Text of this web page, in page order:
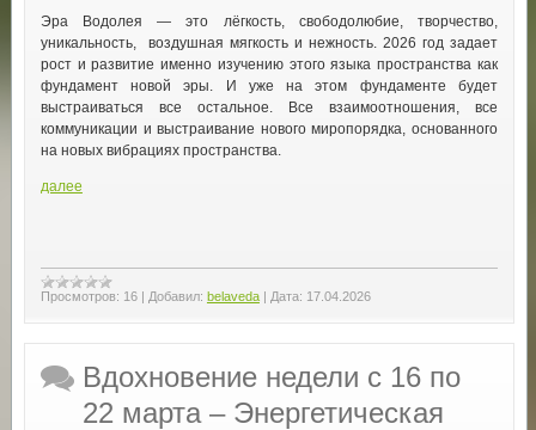
Эра Водолея — это лёгкость, свободолюбие, творчество,
уникальность, воздушная мягкость и нежность. 2026 год задает
рост и развитие именно изучению этого языка пространства как
фундамент новой эры. И уже на этом фундаменте будет
выстраиваться все остальное. Все взаимоотношения, все
коммуникации и выстраивание нового миропорядка, основанного
на новых вибрациях пространства.
далее
Просмотров: 16 | Добавил: belaveda | Дата: 17.04.2026
Вдохновение недели с 16 по
22 марта – Энергетическая